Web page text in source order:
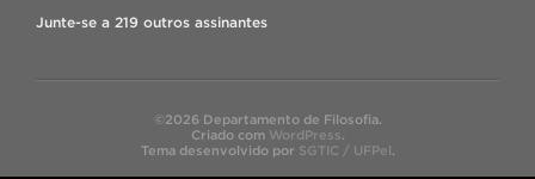
Junte-se a 219 outros assinantes
©2026 Departamento de Filosofia.
Criado com WordPress.
Tema desenvolvido por SGTIC / UFPel.